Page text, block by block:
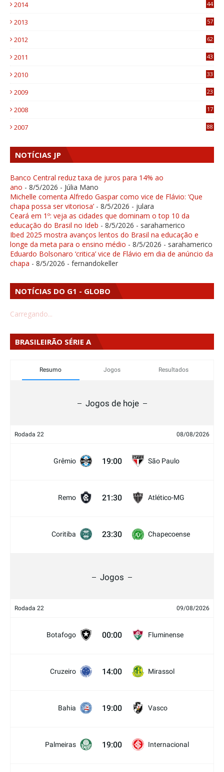
2014
44
2013
57
2012
62
2011
43
2010
33
2009
23
2008
17
2007 88
NOTÍCIAS JP
Banco Central reduz taxa de juros para 14% ao
ano - 8/5/2026 - Júlia Mano
Michelle comenta Alfredo Gaspar como vice de Flávio: ‘Que
chapa possa ser vitoriosa’ - 8/5/2026 - julara
Ceará em 1º: veja as cidades que dominam o top 10 da
educação do Brasil no Ideb - 8/5/2026 - sarahamerico
Ibed 2025 mostra avanços lentos do Brasil na educação e
longe da meta para o ensino médio - 8/5/2026 - sarahamerico
Eduardo Bolsonaro ‘critica’ vice de Flávio em dia de anúncio da
chapa - 8/5/2026 - fernandokeller
NOTÍCIAS DO G1 - GLOBO
Carregando...
BRASILEIRÃO SÉRIE A
Resumo Jogos Resultados
Jogos de hoje
Rodada 22 08/08/2026
Grêmio 19:00 São Paulo
Remo 21:30 Atlético-MG
Coritiba 23:30 Chapecoense
Jogos
Rodada 22 09/08/2026
Botafogo 00:00 Fluminense
Cruzeiro 14:00 Mirassol
Bahia 19:00 Vasco
Palmeiras 19:00 Internacional